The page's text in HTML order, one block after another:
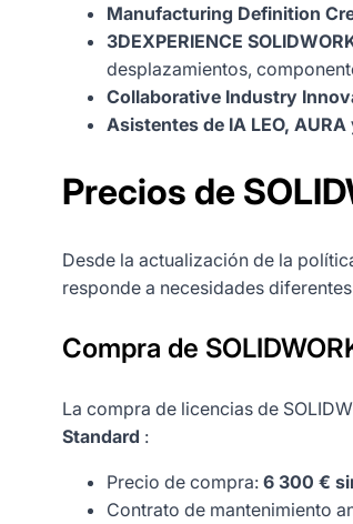
Manufacturing Definition
3DEXPERIENCE
desplazamientos,
Collaborative Industry
Asistentes de IA LEO, AURA
Precios de
Desde la actualización de la
responde a necesidades
Compra de
La compra de licencias de
Standard :
Precio de compra: 6 300 €
Contrato de mantenimiento